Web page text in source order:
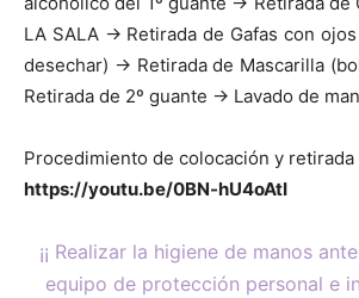
LA SALA -> Retirada de Gafas con
desechar) -> Retirada de Mascarilla
Retirada de 2º guante -> Lavado de
Procedimiento de colocación y retirada
https://youtu.be/0BN-hU4oAtI
¡¡ Realizar la higiene de manos
equipo de protección personal e